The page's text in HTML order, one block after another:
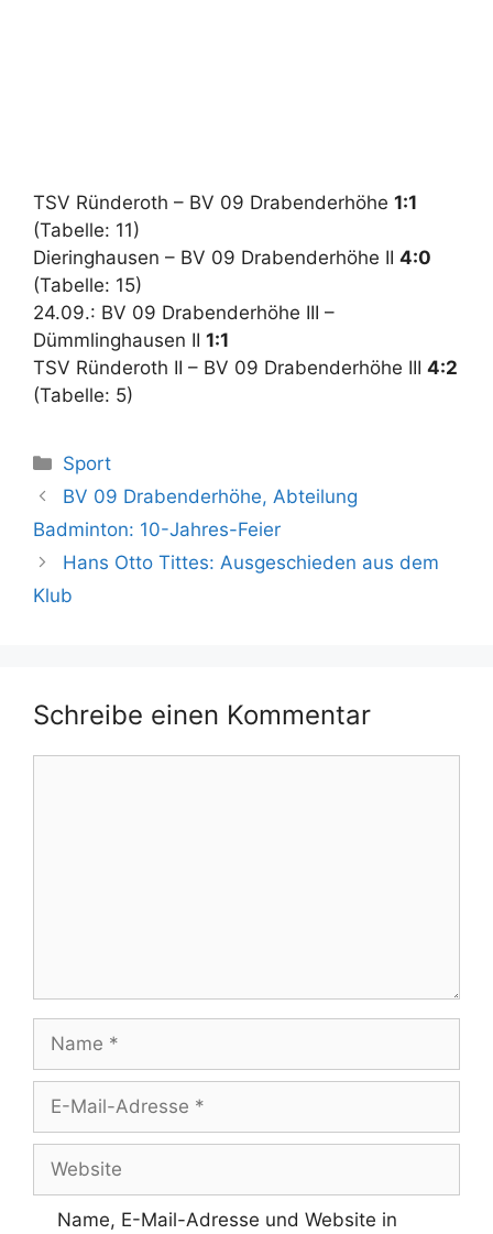
TSV Ründeroth – BV 09 Drabenderhöhe 1:1
(Tabelle: 11)
Dieringhausen – BV 09 Drabenderhöhe II 4:0
(Tabelle: 15)
24.09.: BV 09 Drabenderhöhe III –
Dümmlinghausen II 1:1
TSV Ründeroth II – BV 09 Drabenderhöhe III 4:2
(Tabelle: 5)
Kategorien
Sport
BV 09 Drabenderhöhe, Abteilung
Badminton: 10-Jahres-Feier
Hans Otto Tittes: Ausgeschieden aus dem
Klub
Schreibe einen Kommentar
Mail-
Adresse
Name, E-Mail-Adresse und Website in